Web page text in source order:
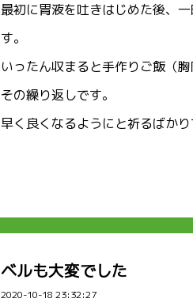
最初に胃液を吐きはじめた後、
す。
いったん収まると手作りご飯（
その繰り返しです。
早く良くなるようにと祈るばかり
ベルも大変でした
2020-10-18 23:32:27